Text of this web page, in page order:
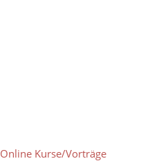
Online Kurse/Vorträge